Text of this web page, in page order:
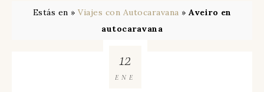
Estás en » Viajes con Autocaravana » Aveiro en
autocaravana
12
ENE